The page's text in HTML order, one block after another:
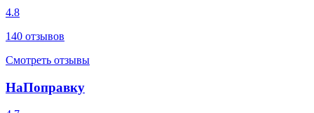
4.8
140 отзывов
Смотреть отзывы
НаПоправку